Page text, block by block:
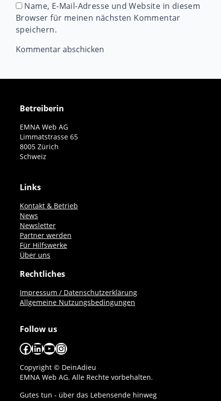
Name, E-Mail-Adresse und Website in diesem
Browser für meinen nächsten Kommentar
speichern.
Betreiberin
EMNA Web AG
Limmatstrasse 65
8005 Zürich
Schweiz
Links
Kontakt & Betrieb
News
Newsletter
Partner werden
Für Hilfswerke
Über uns
Rechtliches
Impressum / Datenschutzerklärung
Allgemeine Nutzungsbedingungen
Follow us
Facebook
LinkedIn
YouTube
Instagram
Copyright © DeinAdieu
EMNA Web AG. Alle Rechte vorbehalten.
Gutes tun - über das Lebensende hinweg